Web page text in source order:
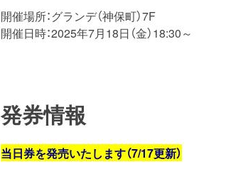
開催場所：グランデ（神保町）7F
開催日時：2025年7月18日（金）18:30～
発券情報
当日券を発売いたします（7/17更新）